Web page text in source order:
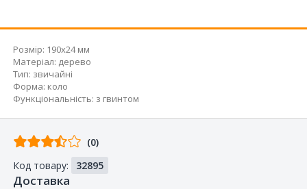
Розмір: 190x24 мм
Матеріал: дерево
Тип: звичайні
Форма: коло
Функціональність: з гвинтом
Відгуків
покупців
(0)
Код товару:
32895
Доставка